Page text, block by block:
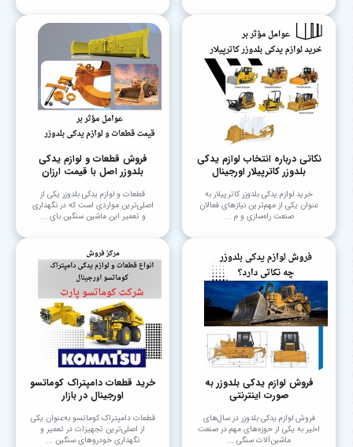
نکاتی درباره انتخاب لوازم یدکی
بلدوزر کاترپیلار اورجینال
خرید لوازم یدکی بلدوزر کاترپیلار به
عنوان یکی از مهم‌ترین نیازهای فعالان
صنعت راه‌سازی و م ...
فروش قطعات و لوازم یدکی
بلدوزر اصل با قیمت ارزان
قطعات و لوازم یدکی بلدوزر یکی از
اصلی‌ترین مواردی است که در نگهداری
و تعمیر این ماشین سنگین بای ...
فروش لوازم یدکی بلدوزر به
صورت اینترنتی
فروش لوازم یدکی بلدوزر در سال‌های
اخیر به یکی از حوزه‌های مهم در صنعت
ماشین‌آلات سنگی ...
خرید قطعات دامپتراک کوماتسو
اورجینال در بازار
قطعات دامپتراک کوماتسو به‌عنوان یکی
از اصلی‌ترین تجهیزات در تعمیر و
نگهداری خودروهای سنگین ...